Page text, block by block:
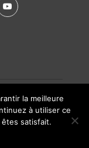
la meilleure
à utiliser ce
satisfait.